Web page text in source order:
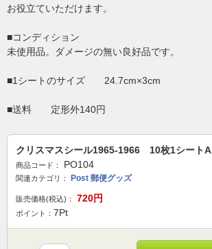
お役立ていただけます。
■コンディション
未使用品。ダメージの無い良好品です。
■1シートのサイズ 24.7cm×3cm
■送料 定形外140円
クリスマスシール1965-1966 10枚1シートA
商品コード： PO104
関連カテゴリ： Post 郵便グッズ
販売価格(税込)： 720円
ポイント： 7Pt